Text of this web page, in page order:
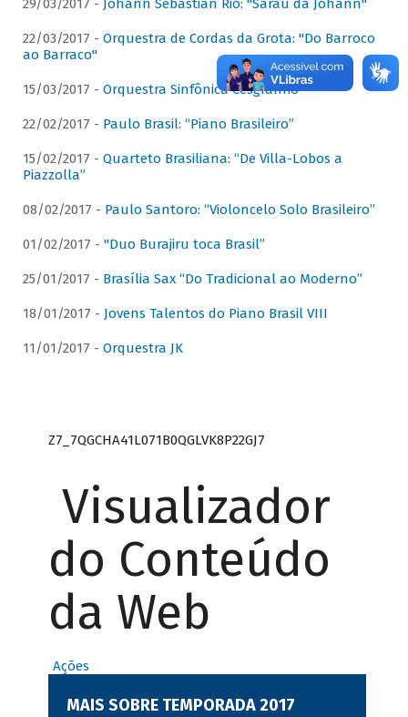
29/03/2017 - Johann Sebastian Rio: "Sarau da Johann"
22/03/2017 - Orquestra de Cordas da Grota: "Do Barroco
ao Barraco"
15/03/2017 - Orquestra Sinfônica Cesgranrio
22/02/2017 - Paulo Brasil: “Piano Brasileiro”
15/02/2017 - Quarteto Brasiliana: “De Villa-Lobos a
Piazzolla”
08/02/2017 - Paulo Santoro: “Violoncelo Solo Brasileiro”
01/02/2017 - "Duo Burajiru toca Brasil”
25/01/2017 - Brasília Sax “Do Tradicional ao Moderno”
18/01/2017 - Jovens Talentos do Piano Brasil VIII
11/01/2017 - Orquestra JK
Z7_7QGCHA41L071B0QGLVK8P22GJ7
Visualizador
do Conteúdo
da Web
Ações
MAIS SOBRE TEMPORADA 2017